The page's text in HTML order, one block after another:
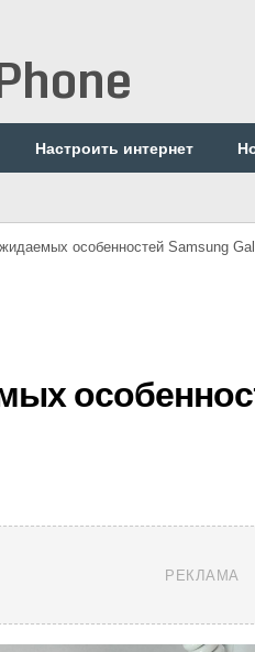
Настроить интернет
особенностей Samsung
РЕКЛАМА